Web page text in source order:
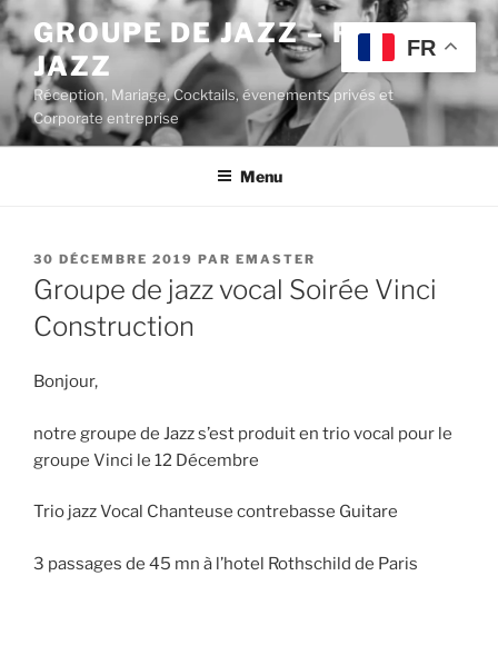
Aller
au
contenu
principal
GROUPE DE JAZZ – POP
JAZZ
Réception, Mariage, Cocktails, évenements privés et
Corporate entreprise
Menu
PUBLIÉ
LE
30 DÉCEMBRE 2019 PAR EMASTER
Groupe de jazz vocal Soirée Vinci
Construction
Bonjour,
notre groupe de Jazz s’est produit en trio vocal pour le
groupe Vinci le 12 Décembre
Trio jazz Vocal Chanteuse contrebasse Guitare
3 passages de 45 mn à l’hotel Rothschild de Paris
FR